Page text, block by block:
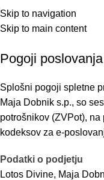
Skip to navigation
Skip to main content
Pogoji poslovanja
Splošni pogoji spletne
Maja Dobnik s.p., so
potrošnikov (ZVPot),
kodeksov za e-
Podatki o podjetju
Lotos Divine, Maja